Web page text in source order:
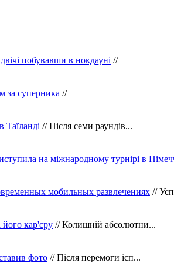
побувавши в нокдауні //
за суперника //
// Після семи раундів...
на міжнародному турнірі в
мобильных развлечениях //
кар'єру // Колишній абсолютни...
фото // Після перемоги ісп...